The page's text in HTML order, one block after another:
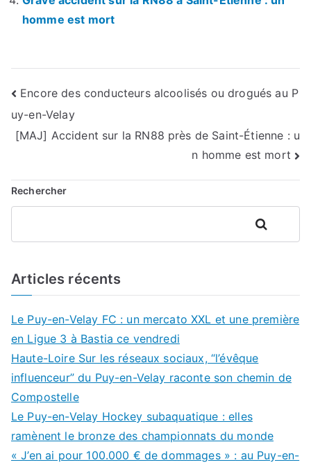
homme est mort
Navigation
de
Encore des conducteurs alcoolisés ou drogués au P
uy-en-Velay
[MAJ] Accident sur la RN88 près de Saint-Étienne : u
n homme est mort
Rechercher
Rechercher
Articles récents
Le Puy-en-Velay FC : un mercato XXL et une première
en Ligue 3 à Bastia ce vendredi
Haute-Loire Sur les réseaux sociaux, “l’évêque
influenceur” du Puy-en-Velay raconte son chemin de
Compostelle
Le Puy-en-Velay Hockey subaquatique : elles
ramènent le bronze des championnats du monde
« J’en ai pour 100.000 € de dommages » : au Puy-en-